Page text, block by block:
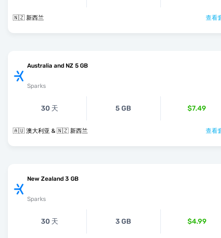
🇳🇿 新西兰 查看
Australia and NZ 5 GB
Sparks
30 天 5 GB $7.49
🇦🇺 澳大利亚 & 🇳🇿 新西兰 查看
New Zealand 3 GB
Sparks
30 天 3 GB $4.99